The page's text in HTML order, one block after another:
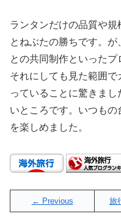
ランタンだけの品質や
とねぶたの勝ちです。
との共同制作といったプ
それにしても見た範囲
っていることに驚きま
いところです。いつもの
を楽しめました。
← Previous 旅